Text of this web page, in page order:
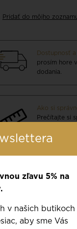
Pridať do môjho
Dostupnosť
prosím hore
dodania.
Ako si
Prečítajte si
prádla.
prehľadnú
spodná bielizeň z
sa o ňu s nežnosťou,
rady ako sa starať o
zľavu 5% na
v našich butikoch
aby sme Vás